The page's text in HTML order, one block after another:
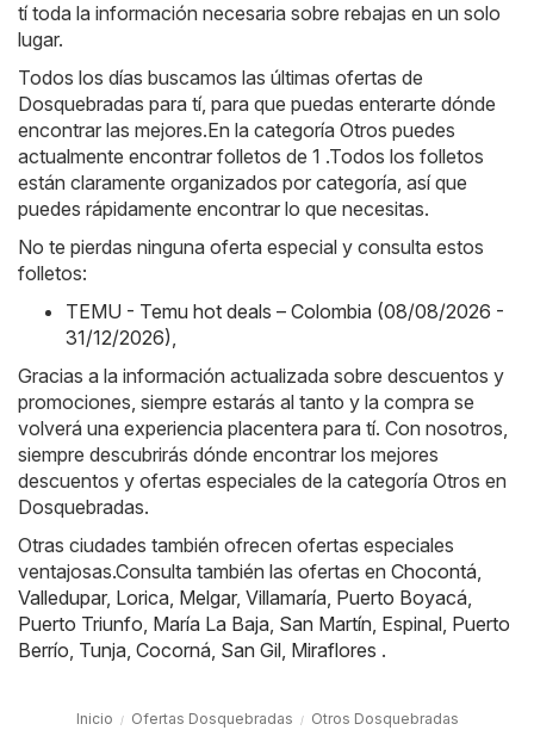
tí toda la información necesaria sobre rebajas en un solo
lugar.
Todos los días buscamos las últimas ofertas de
Dosquebradas para tí, para que puedas enterarte dónde
encontrar las mejores.En la categoría Otros puedes
actualmente encontrar folletos de 1 .Todos los folletos
están claramente organizados por categoría, así que
puedes rápidamente encontrar lo que necesitas.
No te pierdas ninguna oferta especial y consulta estos
folletos:
TEMU - Temu hot deals – Colombia (08/08/2026 -
31/12/2026),
Gracias a la información actualizada sobre descuentos y
promociones, siempre estarás al tanto y la compra se
volverá una experiencia placentera para tí. Con nosotros,
siempre descubrirás dónde encontrar los mejores
descuentos y ofertas especiales de la categoría Otros en
Dosquebradas.
Otras ciudades también ofrecen ofertas especiales
ventajosas.Consulta también las ofertas en Chocontá,
Valledupar, Lorica, Melgar, Villamaría, Puerto Boyacá,
Puerto Triunfo, María La Baja, San Martín, Espinal, Puerto
Berrío, Tunja, Cocorná, San Gil, Miraflores .
Inicio Ofertas Dosquebradas Otros Dosquebradas